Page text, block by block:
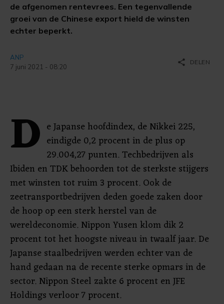
de afgenomen rentevrees. Een tegenvallende
groei van de Chinese export hield de winsten
echter beperkt.
ANP
7 juni 2021 - 08:20
share DELEN
D e Japanse hoofdindex, de Nikkei 225,
eindigde 0,2 procent in de plus op
29.004,27 punten. Techbedrijven als
Ibiden en TDK behoorden tot de sterkste stijgers
met winsten tot ruim 3 procent. Ook de
zeetransportbedrijven deden goede zaken door
de hoop op een sterk herstel van de
wereldeconomie. Nippon Yusen klom dik 2
procent tot het hoogste niveau in twaalf jaar. De
Japanse staalbedrijven werden echter van de
hand gedaan na de recente sterke opmars in de
sector. Nippon Steel zakte 6 procent en JFE
Holdings verloor 7 procent.